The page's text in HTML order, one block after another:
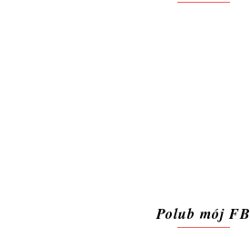
Polub mój FB